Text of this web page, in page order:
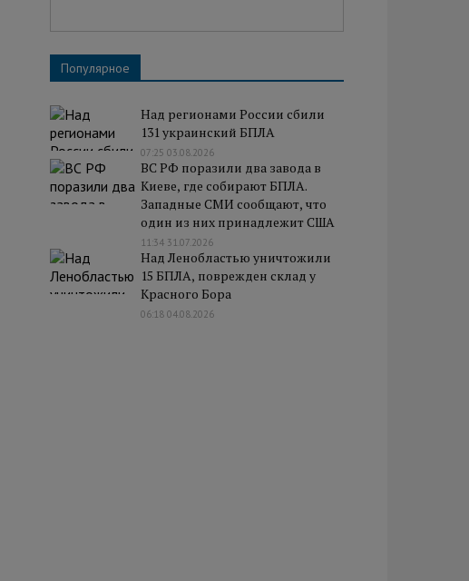
Популярное
Над регионами России сбили
131 украинский БПЛА
07:25 03.08.2026
ВС РФ поразили два завода в
Киеве, где собирают БПЛА.
Западные СМИ сообщают, что
один из них принадлежит США
11:34 31.07.2026
Над Ленобластью уничтожили
15 БПЛА, поврежден склад у
Красного Бора
06:18 04.08.2026